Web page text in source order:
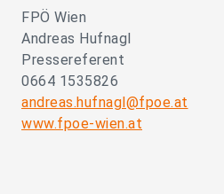
FPÖ Wien
Andreas Hufnagl
Pressereferent
0664 1535826
andreas.hufnagl@fpoe.at
www.fpoe-wien.at